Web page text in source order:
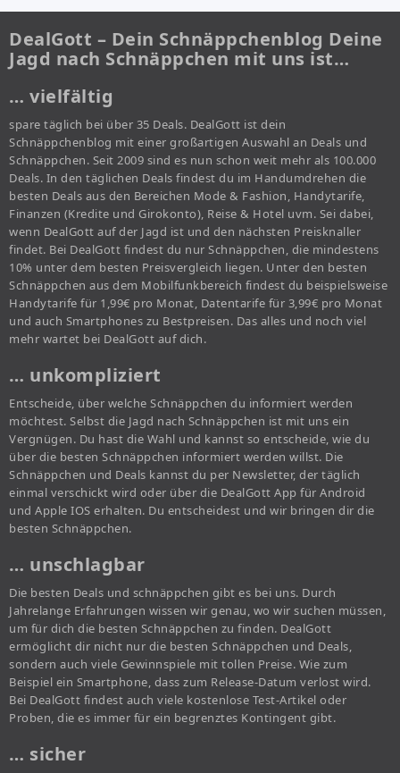
DealGott – Dein Schnäppchenblog Deine
Jagd nach Schnäppchen mit uns ist…
… vielfältig
spare täglich bei über 35 Deals. DealGott ist dein
Schnäppchenblog mit einer großartigen Auswahl an Deals und
Schnäppchen. Seit 2009 sind es nun schon weit mehr als 100.000
Deals. In den täglichen Deals findest du im Handumdrehen die
besten Deals aus den Bereichen Mode & Fashion, Handytarife,
Finanzen (Kredite und Girokonto), Reise & Hotel uvm. Sei dabei,
wenn DealGott auf der Jagd ist und den nächsten Preisknaller
findet. Bei DealGott findest du nur Schnäppchen, die mindestens
10% unter dem besten Preisvergleich liegen. Unter den besten
Schnäppchen aus dem Mobilfunkbereich findest du beispielsweise
Handytarife für 1,99€ pro Monat, Datentarife für 3,99€ pro Monat
und auch Smartphones zu Bestpreisen. Das alles und noch viel
mehr wartet bei DealGott auf dich.
… unkompliziert
Entscheide, über welche Schnäppchen du informiert werden
möchtest. Selbst die Jagd nach Schnäppchen ist mit uns ein
Vergnügen. Du hast die Wahl und kannst so entscheide, wie du
über die besten Schnäppchen informiert werden willst. Die
Schnäppchen und Deals kannst du per Newsletter, der täglich
einmal verschickt wird oder über die DealGott App für Android
und Apple IOS erhalten. Du entscheidest und wir bringen dir die
besten Schnäppchen.
… unschlagbar
Die besten Deals und schnäppchen gibt es bei uns. Durch
Jahrelange Erfahrungen wissen wir genau, wo wir suchen müssen,
um für dich die besten Schnäppchen zu finden. DealGott
ermöglicht dir nicht nur die besten Schnäppchen und Deals,
sondern auch viele Gewinnspiele mit tollen Preise. Wie zum
Beispiel ein Smartphone, dass zum Release-Datum verlost wird.
Bei DealGott findest auch viele kostenlose Test-Artikel oder
Proben, die es immer für ein begrenztes Kontingent gibt.
… sicher